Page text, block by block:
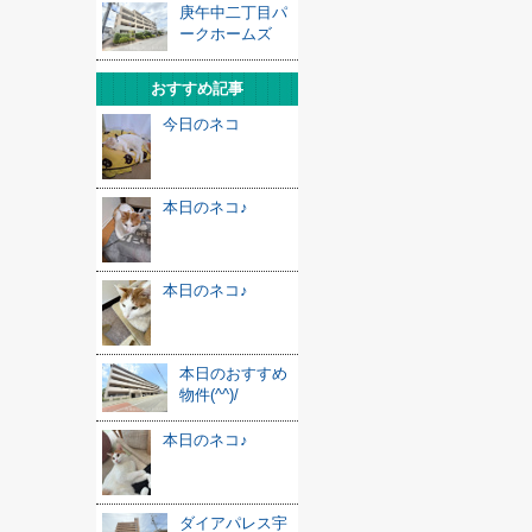
庚午中二丁目パ
ークホームズ
おすすめ記事
今日のネコ
本日のネコ♪
本日のネコ♪
本日のおすすめ
物件(^^)/
本日のネコ♪
ダイアパレス宇